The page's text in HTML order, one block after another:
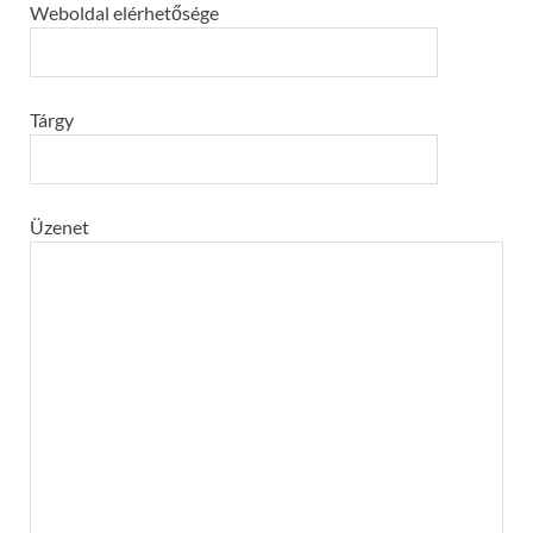
Weboldal elérhetősége
Tárgy
Üzenet